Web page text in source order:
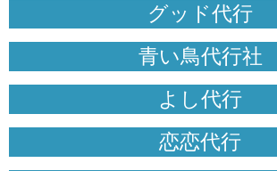
グッド代行
青い鳥代行社
よし代行
恋恋代行